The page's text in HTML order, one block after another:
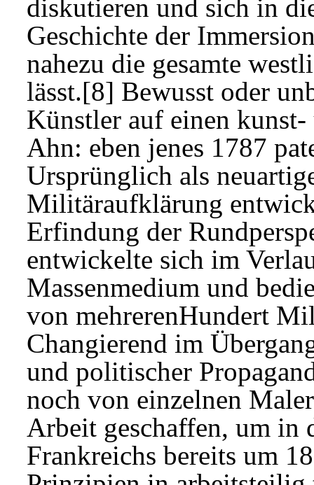
diskutieren und sich in
Geschichte der
nahezu die gesamte
lässt.[8] Bewusst oder
Künstler auf einen
Ahn: eben jenes 1787
Ursprünglich als
Militäraufklärung
Erfindung der
entwickelte sich im
Massenmedium und
von mehrerenHundert
Changierend im
und politischer
noch von einzelnen
Arbeit geschaffen, um in
Frankreichs bereits um